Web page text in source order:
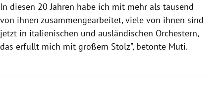
In diesen 20 Jahren habe ich mit mehr als tausend
von ihnen zusammengearbeitet, viele von ihnen sind
jetzt in italienischen und ausländischen Orchestern,
das erfüllt mich mit großem Stolz", betonte Muti.